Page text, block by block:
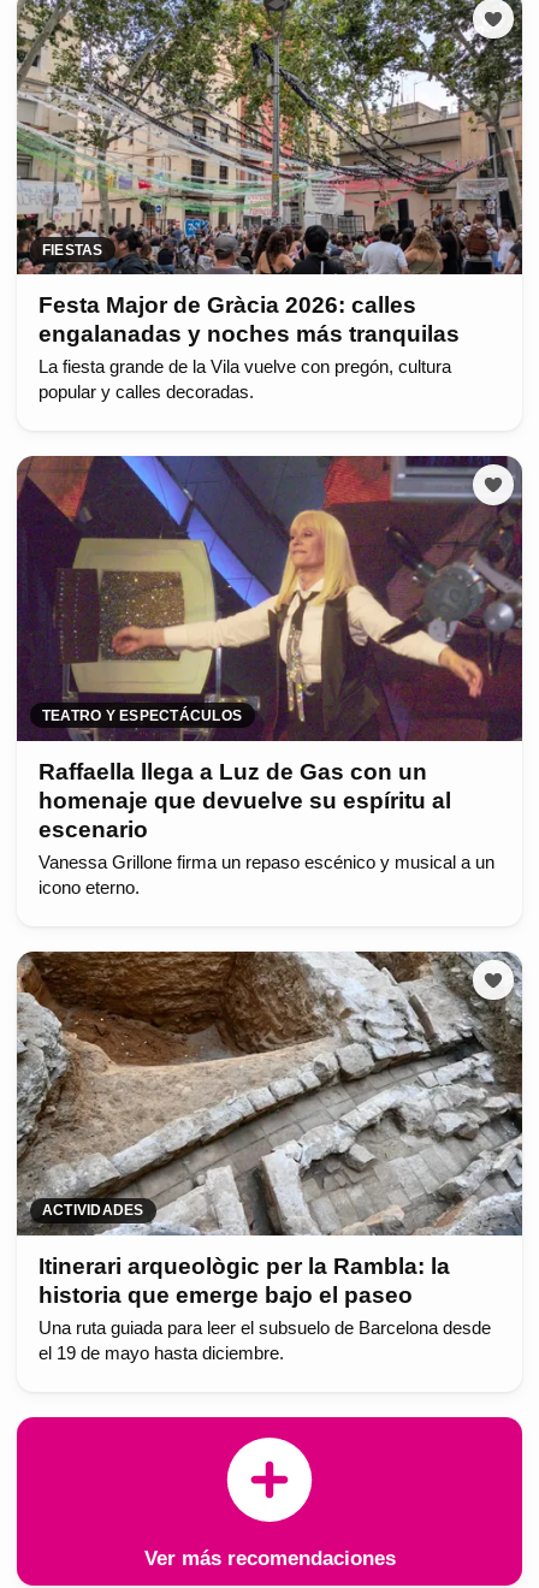
FIESTAS
Festa Major de Gràcia 2026: calles
engalanadas y noches más tranquilas
La fiesta grande de la Vila vuelve con pregón, cultura
popular y calles decoradas.
TEATRO Y ESPECTÁCULOS
Raffaella llega a Luz de Gas con un
homenaje que devuelve su espíritu al
escenario
Vanessa Grillone firma un repaso escénico y musical a un
icono eterno.
ACTIVIDADES
Itinerari arqueològic per la Rambla: la
historia que emerge bajo el paseo
Una ruta guiada para leer el subsuelo de Barcelona desde
el 19 de mayo hasta diciembre.
Ver más recomendaciones